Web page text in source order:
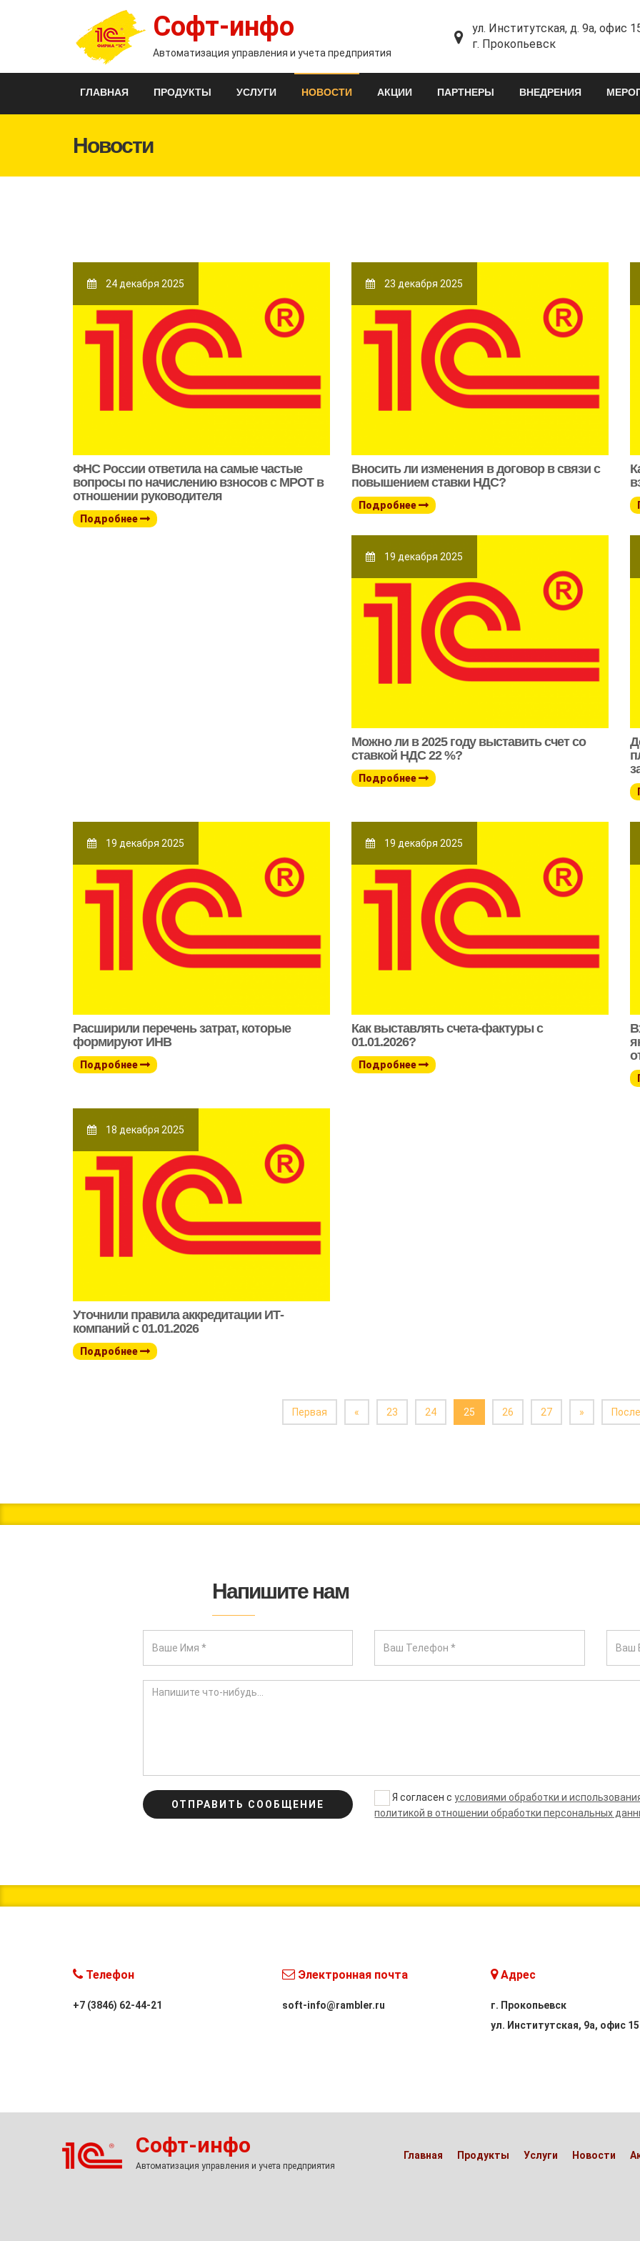
Софт-инфо
Автоматизация управления и учета предприятия
ул. Институтская, д. 9а, офис
г. Прокопьевск
ГЛАВНАЯ ПРОДУКТЫ УСЛУГИ НОВОСТИ АКЦИИ ПАРТНЕРЫ ВНЕДРЕНИЯ
Новости
24 декабря 2025
ФНС России ответила на самые частые
вопросы по начислению взносов с МРОТ в
отношении руководителя
Подробнее
23 декабря 2025
Вносить ли изменения в договор в связи с
повышением ставки НДС?
Подробнее
19 декабря 2025
Можно ли в 2025 году выставить счет со
ставкой НДС 22 %?
Подробнее
19 декабря 2025
Расширили перечень затрат, которые
формируют ИНВ
Подробнее
19 декабря 2025
Как выставлять счета-фактуры с
01.01.2026?
Подробнее
18 декабря 2025
Уточнили правила аккредитации ИТ-
компаний с 01.01.2026
Подробнее
Первая « 23 24 25 26 27 »
Напишите нам
ОТПРАВИТЬ СООБЩЕНИЕ
Я согласен сусловиями обработки и
политикой в отношении обработки персональных
Телефон
+7 (3846) 62-44-21
Электронная почта
soft-info@rambler.ru
Адрес
г. Прокопьевск
ул. Институтская, 9а, офис 15
Софт-инфо
Автоматизация управления и учета предприятия
Главная Продукты Услуги Новости